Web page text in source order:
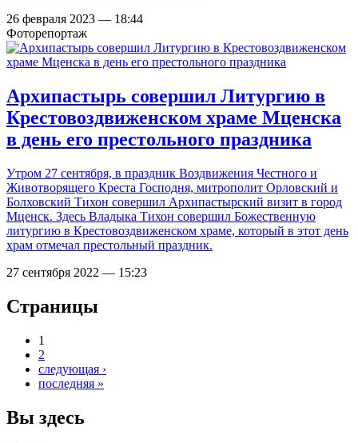
26 февраля 2023 — 18:44
Фоторепортаж
Архипастырь совершил Литургию в
Крестовоздвиженском храме Мценска
в день его престольного праздника
Утром 27 сентября, в праздник Воздвижения Честного и
Животворящего Креста Господня, митрополит Орловский и
Болховский Тихон совершил Архипастырский визит в город
Мценск. Здесь Владыка Тихон совершил Божественную
литургию в Крестовоздвиженском храме, который в этот день
храм отмечал престольный праздник.
27 сентября 2022 — 15:23
Страницы
1
2
следующая ›
последняя »
Вы здесь